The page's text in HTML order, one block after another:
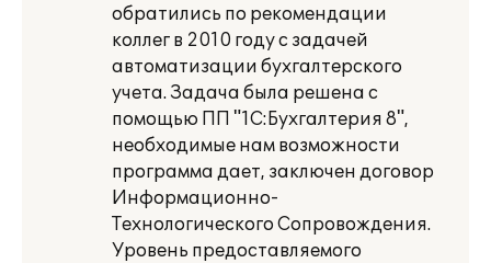
обратились по рекомендации
коллег в 2010 году с задачей
автоматизации бухгалтерского
учета. Задача была решена с
помощью ПП "1С:Бухгалтерия 8",
необходимые нам возможности
программа дает, заключен договор
Информационно-
Технологического Сопровождения.
Уровень предоставляемого